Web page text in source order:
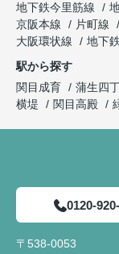
地下鉄今里筋線
京阪本線
片町線
大阪環状線
地下
駅から探す
関目成育
蒲生四
横堤
関目高殿
0120-
〒538-0053